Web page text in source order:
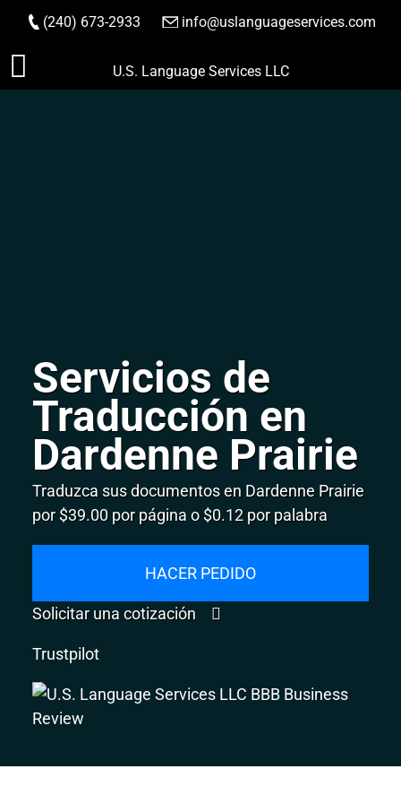
Saltar
(240) 673-2933 info@uslanguageservices.com
HACER PEDIDO
U.S. Language Services LLC
Servicios de
Traducción en
Dardenne Prairie
Traduzca sus documentos en Dardenne Prairie
por $39.00 por página o $0.12 por palabra
HACER PEDIDO
Solicitar una cotización
Trustpilot